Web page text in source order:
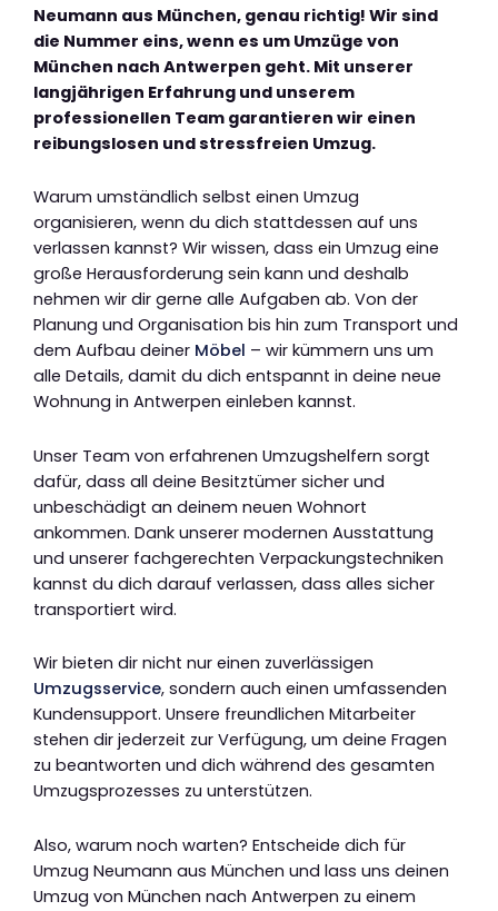
Neumann aus München, genau richtig! Wir sind
die Nummer eins, wenn es um Umzüge von
München nach Antwerpen geht. Mit unserer
langjährigen Erfahrung und unserem
professionellen Team garantieren wir einen
reibungslosen und stressfreien Umzug.
Warum umständlich selbst einen Umzug
organisieren, wenn du dich stattdessen auf uns
verlassen kannst? Wir wissen, dass ein Umzug eine
große Herausforderung sein kann und deshalb
nehmen wir dir gerne alle Aufgaben ab. Von der
Planung und Organisation bis hin zum Transport und
dem Aufbau deiner Möbel – wir kümmern uns um
alle Details, damit du dich entspannt in deine neue
Wohnung in Antwerpen einleben kannst.
Unser Team von erfahrenen Umzugshelfern sorgt
dafür, dass all deine Besitztümer sicher und
unbeschädigt an deinem neuen Wohnort
ankommen. Dank unserer modernen Ausstattung
und unserer fachgerechten Verpackungstechniken
kannst du dich darauf verlassen, dass alles sicher
transportiert wird.
Wir bieten dir nicht nur einen zuverlässigen
Umzugsservice, sondern auch einen umfassenden
Kundensupport. Unsere freundlichen Mitarbeiter
stehen dir jederzeit zur Verfügung, um deine Fragen
zu beantworten und dich während des gesamten
Umzugsprozesses zu unterstützen.
Also, warum noch warten? Entscheide dich für
Umzug Neumann aus München und lass uns deinen
Umzug von München nach Antwerpen zu einem